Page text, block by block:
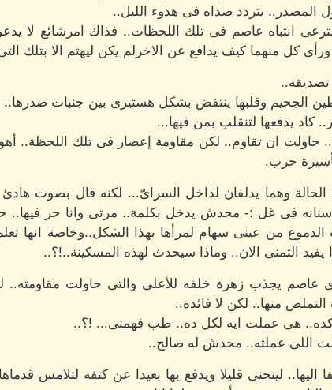
المصدر.. يتردد صداه فى هدوء الليل..
انتباه عاصم فى تلك اللحظات.. فذاك امرشائع لا
ورأى كل منهما كيف يدافع عن الاخرلم يكن ليهتم الا بتلك
تصديقه..
الجحيم وقلبها ينتفض بشكل هستيرى بين جنبات صدرها..
كاد يدفعها لتنقلب بمن فيها...
حاولت ان تقاوم.. لكن مقاومة إعصار فى تلك اللحظة..
حرب.
الحالة وهما يدلفان لداخل السراىّ... لكنه قال بصوت
فى غل :- محدش يدخل بكلمة.. مرتى وانا حر فيها..
الدموع من عينى سهام لمرأها بهذا الشكل..وخاصة انها
يفيد التمنى الان.. وماذا سيحدث لهذه المسكينة..!؟..
يجذب زهرة خلفه للأعلى والتى حاولت مقاومته..
التملص منها.. لكن لا فائدة..
هى عملت ايه لكل ده.. طب فهمنى... !؟..
اللى عملته.. محدش له صالح..
لينحنى قليلا ويدفع بها بعيدا عن كتفه لتلامس